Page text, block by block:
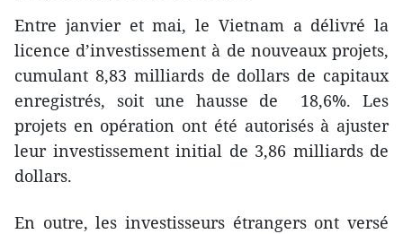
Entre janvier et mai, le Vietnam a délivré la
licence d’investissement à de nouveaux projets,
cumulant 8,83 milliards de dollars de capitaux
enregistrés, soit une hausse de 18,6%. Les
projets en opération ont été autorisés à ajuster
leur investissement initial de 3,86 milliards de
dollars.
En outre, les investisseurs étrangers ont versé